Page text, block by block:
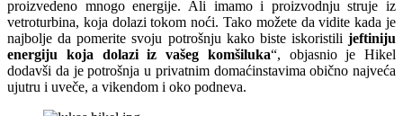
proizvedeno mnogo energije. Ali imamo i proizvodnju struje iz
vetroturbina, koja dolazi tokom noći. Tako možete da vidite kada je
najbolje da pomerite svoju potrošnju kako biste iskoristili jeftiniju
energiju koja dolazi iz vašeg komšiluka“, objasnio je Hikel
dodavši da je potrošnja u privatnim domaćinstavima obično najveća
ujutru i uveče, a vikendom i oko podneva.